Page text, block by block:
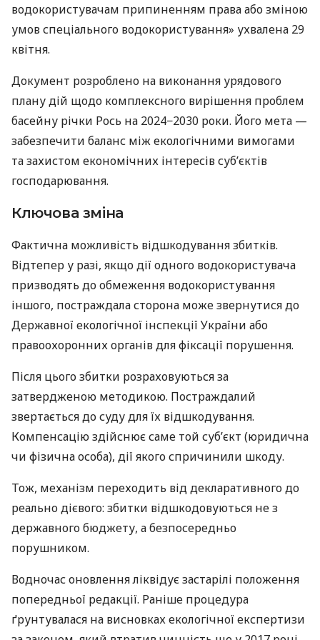
водокористувачам припиненням права або зміною
умов спеціального водокористування» ухвалена 29
квітня.
Документ розроблено на виконання урядового
плану дій щодо комплексного вирішення проблем
басейну річки Рось на 2024−2030 роки. Його мета —
забезпечити баланс між екологічними вимогами
та захистом економічних інтересів суб’єктів
господарювання.
Ключова зміна
Фактична можливість відшкодування збитків.
Відтепер у разі, якщо дії одного водокористувача
призводять до обмеження водокористування
іншого, постраждала сторона може звернутися до
Державної екологічної інспекції України або
правоохоронних органів для фіксації порушення.
Після цього збитки розраховуються за
затвердженою методикою. Постраждалий
звертається до суду для їх відшкодування.
Компенсацію здійснює саме той суб’єкт (юридична
чи фізична особа), дії якого спричинили шкоду.
Тож, механізм переходить від декларативного до
реально дієвого: збитки відшкодовуються не з
державного бюджету, а безпосередньо
порушником.
Водночас оновлення ліквідує застарілі положення
попередньої редакції. Раніше процедура
ґрунтувалася на висновках екологічної експертизи